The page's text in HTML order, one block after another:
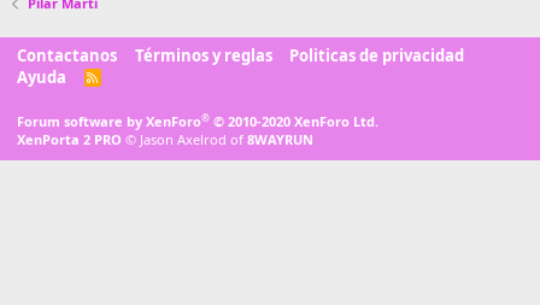
Contactanos Términos y reglas
Politicas de privacidad
Ayuda
R
Forum software by XenForo® © 2010-2020 XenForo Ltd.
XenPorta 2 PRO © Jason Axelrod of 8WAYRUN